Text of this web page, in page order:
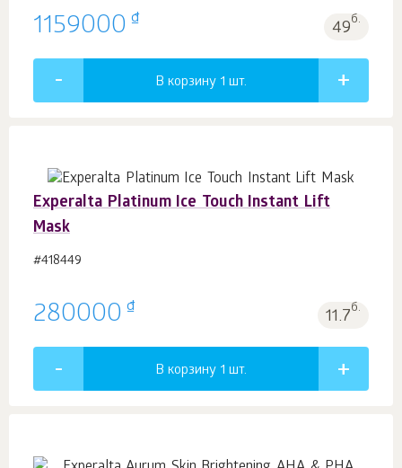
1159000 ₫ 49б.
В корзину 1 шт.
Experalta Platinum Ice Touch Instant Lift
Mask
#418449
280000 ₫ 11.7б.
В корзину 1 шт.